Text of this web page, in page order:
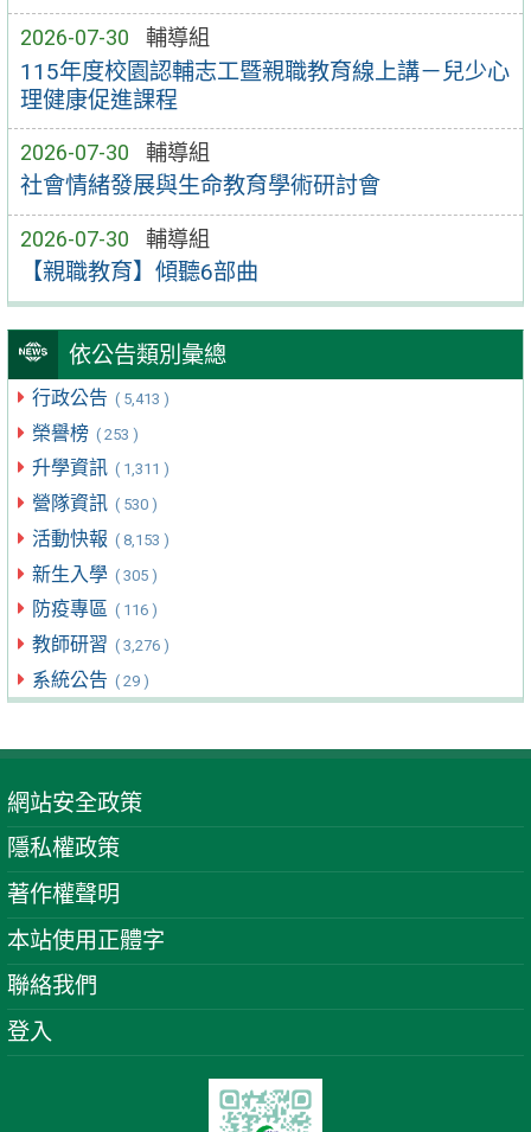
2026-07-30 輔導組
115年度校園認輔志工暨親職教育線上講－兒少心
理健康促進課程
2026-07-30 輔導組
社會情緒發展與生命教育學術研討會
2026-07-30 輔導組
【親職教育】傾聽6部曲
依公告類別彙總
行政公告 ( 5,413 )
榮譽榜 ( 253 )
升學資訊 ( 1,311 )
營隊資訊 ( 530 )
活動快報 ( 8,153 )
新生入學 ( 305 )
防疫專區 ( 116 )
教師研習 ( 3,276 )
系統公告 ( 29 )
網站安全政策
隱私權政策
著作權聲明
本站使用正體字
聯絡我們
登入